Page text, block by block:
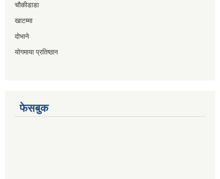
चौकीडाडा
खाटम्मा
दोभाने
योगमाया प्रतिष्ठान
फेसबुक